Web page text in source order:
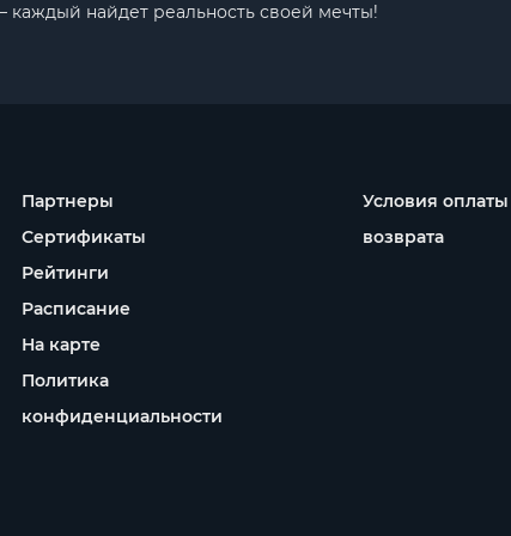
найдет реальность своей мечты!
Партнеры
Сертификаты
Рейтинги
Расписание
На карте
Политика
конфиденциальности
Условия
возврата